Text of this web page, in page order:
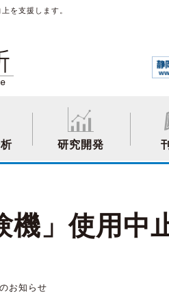
を支援します。
研究開発
機」使用中
お知らせ